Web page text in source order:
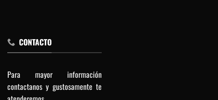
CONTACTO
Para mayor información
contactanos y gustosamente te